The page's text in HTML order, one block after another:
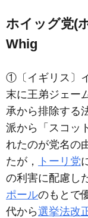
ホイッグ党(
Whig
①〔イギリス〕
末に王弟ジェー
承から排除する
派から「スコッ
れたのが党名の
たが，
トーリ党
の利害に配慮し
ポールのもとで
代から選挙法改